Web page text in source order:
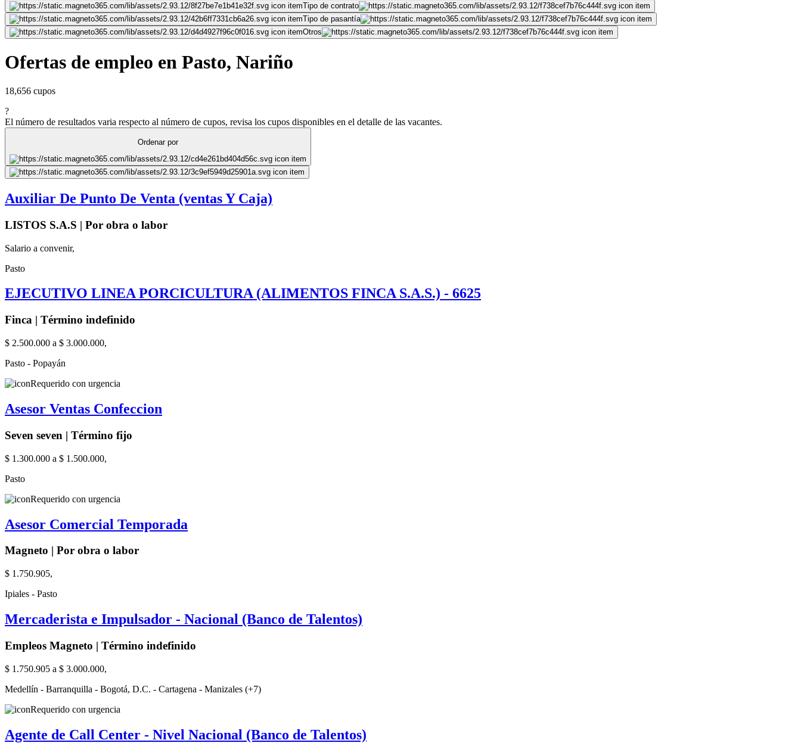
Tipo de contrato
Tipo de pasantía
Otros
Ofertas de empleo en Pasto, Nariño
18,656 cupos
?
El número de resultados varia respecto al número de cupos, revisa los cupos disponibles en el detalle de las vacantes.
Ordenar por
Auxiliar De Punto De Venta (ventas Y Caja)
LISTOS S.A.S | Por obra o labor
Salario a convenir,
Pasto
EJECUTIVO LINEA PORCICULTURA (ALIMENTOS FINCA S.A.S.) - 6625
Finca | Término indefinido
$ 2.500.000 a $ 3.000.000,
Pasto - Popayán
Requerido con urgencia
Asesor Ventas Confeccion
Seven seven | Término fijo
$ 1.300.000 a $ 1.500.000,
Pasto
Requerido con urgencia
Asesor Comercial Temporada
Magneto | Por obra o labor
$ 1.750.905,
Ipiales - Pasto
Mercaderista e Impulsador - Nacional (Banco de Talentos)
Empleos Magneto | Término indefinido
$ 1.750.905 a $ 3.000.000,
Medellín - Barranquilla - Bogotá, D.C. - Cartagena - Manizales (+7)
Requerido con urgencia
Agente de Call Center - Nivel Nacional (Banco de Talentos)